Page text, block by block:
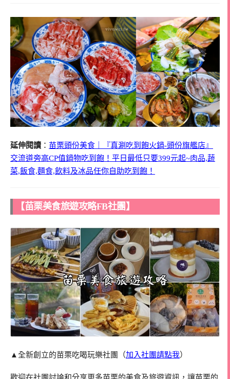
延伸閱讀 ： 苗栗頭份美食｜『真涮吃到飽火鍋-頭份旗艦店』
交流道旁高CP值鍋物吃到飽！平日最低只要399元起~肉品,蔬
菜,飯食,麵食,飲料及冰品任你自助吃到飽！
【苗栗美食旅遊攻略FB社團】
▲全新創立的苗栗吃喝玩樂社團（加入社團請點我）